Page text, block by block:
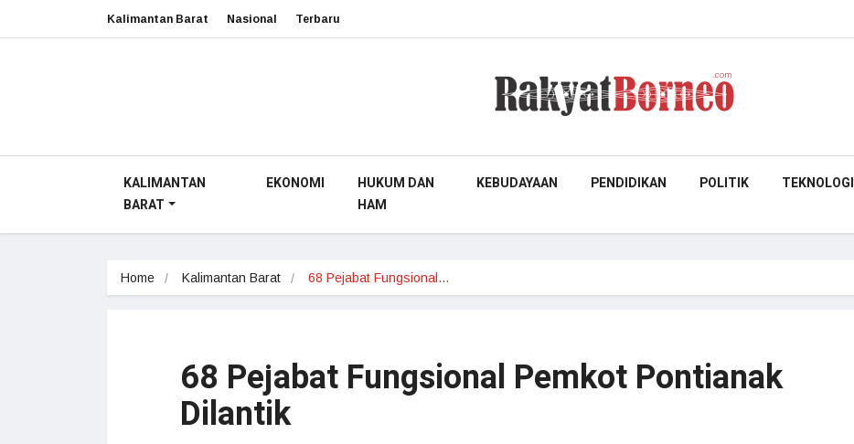
Kalimantan Barat Nasional Terbaru
KALIMANTAN
BARAT
EKONOMI
HUKUM DAN
HAM
KEBUDAYAAN PENDIDIKAN POLITIK TEKNOLOGI
Home Kalimantan Barat 68 Pejabat Fungsional…
68 Pejabat Fungsional Pemkot Pontianak
Dilantik